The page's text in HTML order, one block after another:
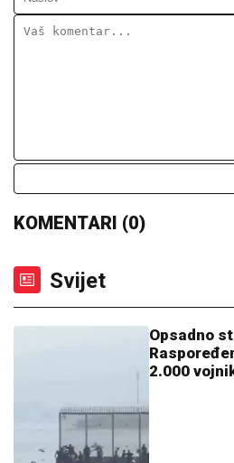
KOMENTARI (0)
Svijet
Opsadno
2.000